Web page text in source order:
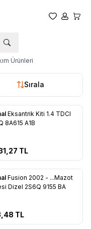
Favorilerim
Hesabım
Ürünleri
Sırala
Ekle
Eksantrik Kiti 1.4 TDCI
8A615 A1B
TL
Ekle
Fusion 2002 - ...Mazot
Filtresi Dizel 2S6Q 9155 BA
TL